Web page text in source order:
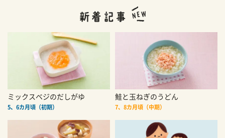
ミックスベジのだしがゆ
5、6カ月頃（初期）
鮭と玉ねぎのうどん
7、8カ月頃（中期）